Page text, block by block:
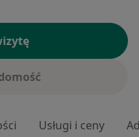
Usługi i ceny